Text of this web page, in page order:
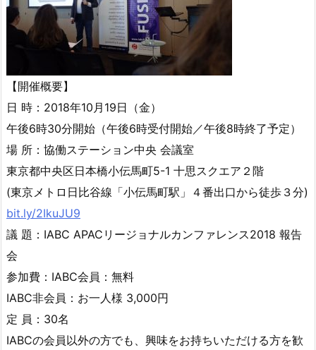
【開催概要】
日 時：2018年10月19日（金）
午後6時30分開始（午後6時受付開始／午後8時終了予定）
場 所：協働ステーション中央 会議室
東京都中央区日本橋小伝馬町5-1 十思スクエア２階
(東京メトロ日比谷線「小伝馬町駅」４番出口から徒歩３分)
bit.ly/2IkuJU9
議 題：IABC APACリージョナルカンファレンス2018 報告
会
参加費：IABC会員：無料
IABC非会員：お一人様 3,000円
定 員：30名
IABCの会員以外の方でも、興味をお持ちいただける方を歓